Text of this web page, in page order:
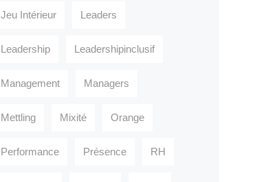
Jeu Intérieur Leaders
Leadership Leadershipinclusif
Management Managers
Mettling Mixité Orange
Performance Présence RH